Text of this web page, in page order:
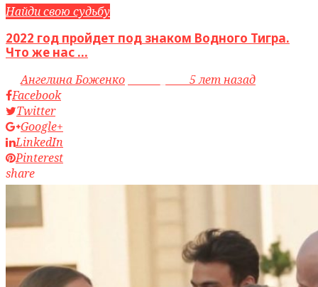
Найди свою судьбу
2022 год пройдет под знаком Водного Тигра.
Что же нас ...
byАнгелина Боженко
5 лет назад
Facebook
Twitter
Google+
LinkedIn
Pinterest
share